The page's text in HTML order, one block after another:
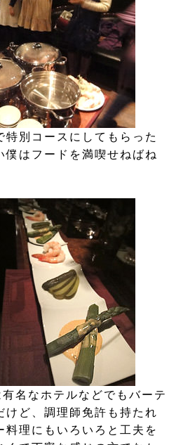
特別コースにしてもらった
はフードを満喫せねばね
名なホテルなどでもバーテ
けど、調理師免許も持たれ
理にもいろいろと工夫を